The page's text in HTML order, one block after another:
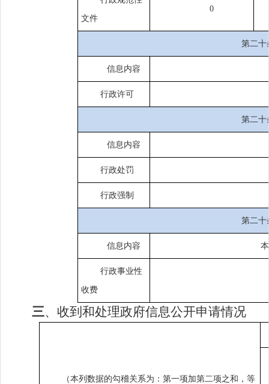
文件
0
第二十
信息内容
行政许可
第二十
信息内容
行政处罚
行政强制
第二十
信息内容
行政事业性
收费
三、收到和处理政府信息公开申请情况
（本列数据的勾稽关系为：第一项加第二项之和，等